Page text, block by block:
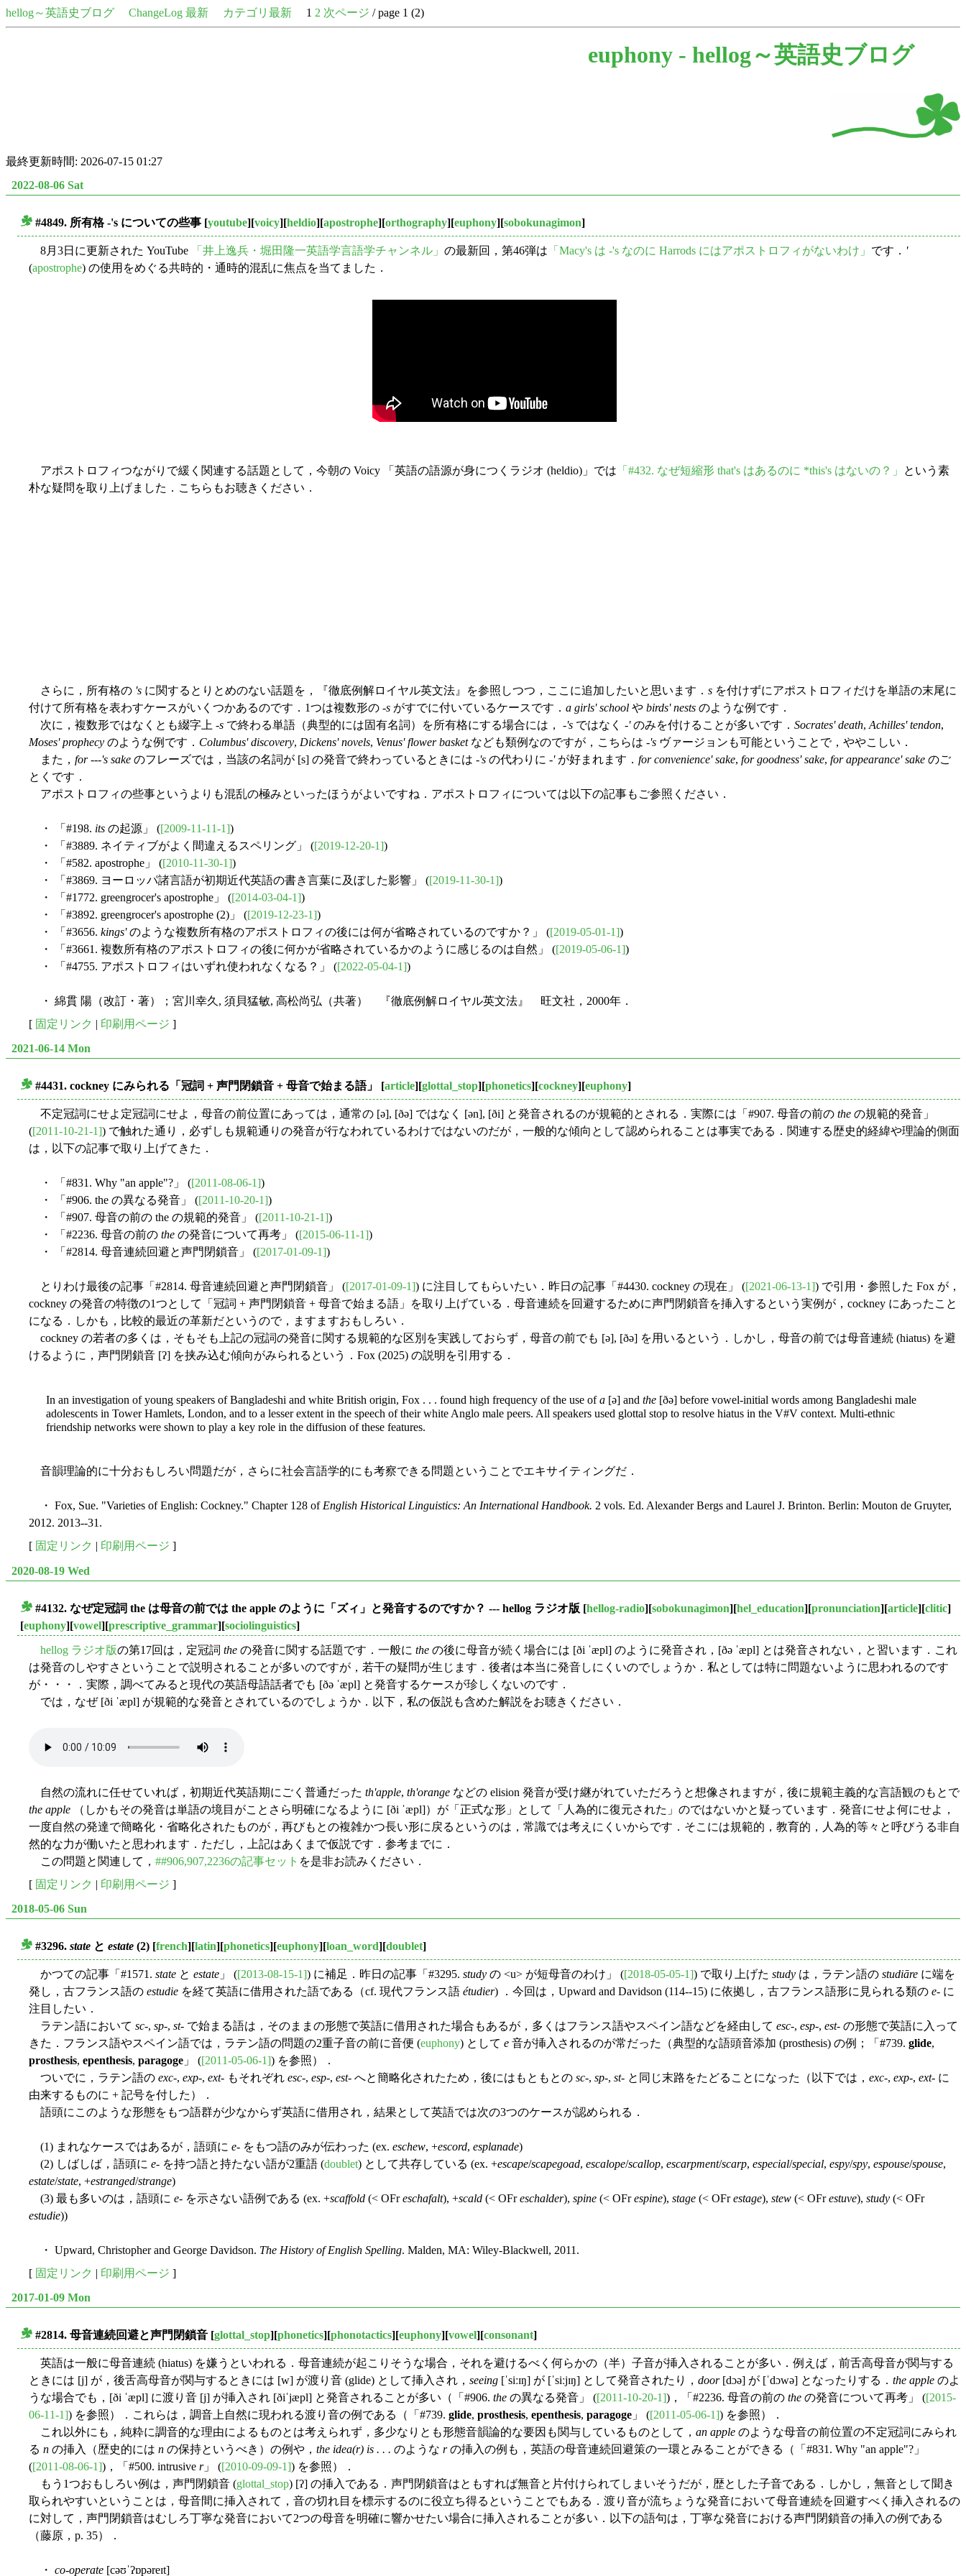
hellog～英語史ブログ ChangeLog 最新 カテゴリ最新 1 2 次ページ / page 1 (2)
euphony - hellog～英語史ブログ
最終更新時間: 2026-07-15 01:27
2022-08-06 Sat
#4849. 所有格 -'s についての些事 [youtube][voicy][heldio][apostrophe][orthography][euphony][sobokunagimon]
8月3日に更新された YouTube 「井上逸兵・堀田隆一英語学言語学チャンネル」 の最新回，第46弾は 「Macy's は -'s なのに Harrods にはアポストロフィがないわけ」 です． '
(apostrophe) の使用をめぐる共時的・通時的混乱に焦点を当てました．
アポストロフィつながりで緩く関連する話題として，今朝の Voicy 「英語の語源が身につくラジオ (heldio)」では 「#432. なぜ短縮形 that's はあるのに *this's はないの？」
という素
朴な疑問を取り上げました．こちらもお聴きください．
さらに，所有格の 's に関するとりとめのない話題を，『徹底例解ロイヤル英文法』を参照しつつ，ここに追加したいと思います． s を付けずにアポストロフィだけを単語の末尾に
付けて所有格を表わすケースがいくつかあるのです．1つは複数形の -s がすでに付いているケースです． a girls' school や birds' nests のような例です．
次に，複数形ではなくとも綴字上 -s で終わる単語（典型的には固有名詞）を所有格にする場合には， -'s ではなく -'のみを付けることが多いです． Socrates' death, Achilles' tendon,
Moses' prophecy のような例です． Columbus' discovery, Dickens' novels, Venus' flower basketなども類例なのですが，こちらは -'s ヴァージョンも可能ということで，ややこしい．
また， for ---'s sake のフレーズでは，当該の名詞が [s] の発音で終わっているときには -'s の代わりに -'が好まれます． for convenience' sake, for goodness' sake, for appearance' sake のご
とくです．
アポストロフィの些事というよりも混乱の極みといったほうがよいですね．アポストロフィについては以下の記事もご参照ください．
・ 「#198. its の起源」 ([2009-11-11-1])
・ 「#3889. ネイティブがよく間違えるスペリング」 ([2019-12-20-1])
・ 「#582. apostrophe」 ([2010-11-30-1])
・ 「#3869. ヨーロッパ諸言語が初期近代英語の書き言葉に及ぼした影響」 ([2019-11-30-1])
・ 「#1772. greengrocer's apostrophe」 ([2014-03-04-1])
・ 「#3892. greengrocer's apostrophe (2)」 ([2019-12-23-1])
・ 「#3656. kings'のような複数所有格のアポストロフィの後には何が省略されているのですか？」 ([2019-05-01-1])
・ 「#3661. 複数所有格のアポストロフィの後に何かが省略されているかのように感じるのは自然」 ([2019-05-06-1])
・ 「#4755. アポストロフィはいずれ使われなくなる？」 ([2022-05-04-1])
・ 綿貫 陽（改訂・著）；宮川幸久, 須貝猛敏, 高松尚弘（共著） 『徹底例解ロイヤル英文法』 旺文社，2000年．
[ 固定リンク | 印刷用ページ ]
2021-06-14 Mon
#4431. cockney にみられる「冠詞 + 声門閉鎖音 + 母音で始まる語」 [article][glottal_stop][phonetics][cockney][euphony]
不定冠詞にせよ定冠詞にせよ，母音の前位置にあっては，通常の [ə], [ðə] ではなく [ən], [ði] と発音されるのが規範的とされる．実際には「#907. 母音の前の the の規範的発音」
([2011-10-21-1]) で触れた通り，必ずしも規範通りの発音が行なわれているわけではないのだが，一般的な傾向として認められることは事実である．関連する歴史的経緯や理論的側面
は，以下の記事で取り上げてきた．
・ 「#831. Why "an apple"?」 ([2011-08-06-1])
・ 「#906. the の異なる発音」 ([2011-10-20-1])
・ 「#907. 母音の前の the の規範的発音」 ([2011-10-21-1])
・ 「#2236. 母音の前の the の発音について再考」 ([2015-06-11-1])
・ 「#2814. 母音連続回避と声門閉鎖音」 ([2017-01-09-1])
とりわけ最後の記事「#2814. 母音連続回避と声門閉鎖音」 ([2017-01-09-1]) に注目してもらいたい．昨日の記事「#4430. cockney の現在」 ([2021-06-13-1]) で引用・参照した Fox が，
cockney の発音の特徴の1つとして「冠詞 + 声門閉鎖音 + 母音で始まる語」を取り上げている．母音連続を回避するために声門閉鎖音を挿入するという実例が，cockney にあったこと
になる．しかも，比較的最近の革新だというので，ますますおもしろい．
cockney の若者の多くは，そもそも上記の冠詞の発音に関する規範的な区別を実践しておらず，母音の前でも [ə], [ðə] を用いるという．しかし，母音の前では母音連続 (hiatus) を避
けるように，声門閉鎖音 [ʔ] を挟み込む傾向がみられるという．Fox (2025) の説明を引用する．
In an investigation of young speakers of Bangladeshi and white British origin, Fox . . . found high frequency of the use ofa [ə] and the [ðə] before vowel-initial words among Bangladeshi male
adolescents in Tower Hamlets, London, and to a lesser extent in the speech of their white Anglo male peers. All speakers used glottal stop to resolve hiatus in the V#V context. Multi-ethnic
friendship networks were shown to play a key role in the diffusion of these features.
音韻理論的に十分おもしろい問題だが，さらに社会言語学的にも考察できる問題ということでエキサイティングだ．
・ Fox, Sue. "Varieties of English: Cockney." Chapter 128 ofEnglish Historical Linguistics: An International Handbook. 2 vols. Ed. Alexander Bergs and Laurel J. Brinton. Berlin: Mouton de Gruyter,
2012. 2013--31.
[ 固定リンク | 印刷用ページ ]
2020-08-19 Wed
#4132. なぜ定冠詞 the は母音の前では the apple のように「ズィ」と発音するのですか？ --- hellog ラジオ版 [hellog-radio][sobokunagimon][hel_education][pronunciation][article][clitic]
[euphony][vowel][prescriptive_grammar][sociolinguistics]
hellog ラジオ版の第17回は，定冠詞 the の発音に関する話題です．一般に the の後に母音が続く場合には [ði ˈæpl] のように発音され，[ðə ˈæpl] とは発音されない，と習います．これ
は発音のしやすさということで説明されることが多いのですが，若干の疑問が生じます．後者は本当に発音しにくいのでしょうか．私としては特に問題ないように思われるのです
が・・・．実際，調べてみると現代の英語母語話者でも [ðə ˈæpl] と発音するケースが珍しくないのです．
では，なぜ [ði ˈæpl] が規範的な発音とされているのでしょうか．以下，私の仮説も含めた解説をお聴きください．
自然の流れに任せていれば，初期近代英語期にごく普通だった th'apple, th'orange などの elision 発音が受け継がれていただろうと想像されますが，後に規範主義的な言語観のもとで
the apple （しかもその発音は単語の境目がことさら明確になるように [ði ˈæpl]）が「正式な形」として「人為的に復元された」のではないかと疑っています．発音にせよ何にせよ，
一度自然の発達で簡略化・省略化されたものが，再びもとの複雑かつ長い形に戻るというのは，常識では考えにくいからです．そこには規範的，教育的，人為的等々と呼びうる非自
然的な力が働いたと思われます．ただし，上記はあくまで仮説です．参考までに．
この問題と関連して， ##906,907,2236の記事セット を是非お読みください．
[ 固定リンク | 印刷用ページ ]
2018-05-06 Sun
#3296. state と estate (2) [french][latin][phonetics][euphony][loan_word][doublet]
かつての記事「#1571. state と estate 」 ([2013-08-15-1]) に補足．昨日の記事「#3295. study の <u> が短母音のわけ」 ([2018-05-05-1]) で取り上げた study は，ラテン語の studiāre に端を
発し，古フランス語の estudie を経て英語に借用された語である（cf. 現代フランス語 étudier) ．今回は，Upward and Davidson (114--15) に依拠し，古フランス語形に見られる類の e- に
注目したい．
ラテン語において sc-, sp-, st- で始まる語は，そのままの形態で英語に借用された場合もあるが，多くはフランス語やスペイン語などを経由して esc-, esp-, est- の形態で英語に入って
きた．フランス語やスペイン語では，ラテン語の問題の2重子音の前に音便 (euphony) として e 音が挿入されるのが常だった（典型的な語頭音添加 (prosthesis) の例；「#739. glide,
prosthesis, epenthesis, paragoge 」 ([2011-05-06-1]) を参照）．
ついでに，ラテン語の exc-, exp-, ext- もそれぞれ esc-, esp-, est- へと簡略化されたため，後にはもともとの sc-, sp-, st- と同じ末路をたどることになった（以下では， exc-, exp-, ext- に
由来するものに + 記号を付した）．
語頭にこのような形態をもつ語群が少なからず英語に借用され，結果として英語では次の3つのケースが認められる．
(1) まれなケースではあるが，語頭に e- をもつ語のみが伝わった (ex. eschew, +escord, esplanade)
(2) しばしば，語頭に e- を持つ語と持たない語が2重語 (doublet) として共存している (ex. +escape/scapegoad, escalope/scallop, escarpment/scarp, especial/special, espy/spy, espouse/spouse,
estate/state, +estranged/strange)
(3) 最も多いのは，語頭に e- を示さない語例である (ex. +scaffold (< OFreschafalt), +scald (< OFreschalder), spine (< OFrespine), stage (< OFrestage), stew (< OFrestuve), study (< OFr
estudie))
・ Upward, Christopher and George Davidson. The History of English Spelling. Malden, MA: Wiley-Blackwell, 2011.
[ 固定リンク | 印刷用ページ ]
2017-01-09 Mon
#2814. 母音連続回避と声門閉鎖音 [glottal_stop][phonetics][phonotactics][euphony][vowel][consonant]
英語は一般に母音連続 (hiatus) を嫌うといわれる．母音連続が起こりそうな場合，それを避けるべく何らかの（半）子音が挿入されることが多い．例えば，前舌高母音が関与する
ときには [j] が，後舌高母音が関与するときには [w] が渡り音 (glide) として挿入され， seeing [ˈsiːɪŋ] が [ˈsiːjɪŋ] として発音されたり， door[dɔə] が [ˈdɔwə] となったりする． the apple のよ
うな場合でも，[ði ˈæpl] に渡り音 [j] が挿入され [ðiˈjæpl] と発音されることが多い（「#906. the の異なる発音」 ([2011-10-20-1])，「#2236. 母音の前の the の発音について再考」 ([2015-
06-11-1]) を参照）．これらは，調音上自然に現われる渡り音の例である（「#739. glide, prosthesis, epenthesis, paragoge 」 ([2011-05-06-1]) を参照）．
これ以外にも，純粋に調音的な理由によるものとは考えられず，多少なりとも形態音韻論的な要因も関与しているものとして， an apple のような母音の前位置の不定冠詞にみられ
る n の挿入（歴史的には n の保持というべき）の例や， the idea(r) is . . . のような rの挿入の例も，英語の母音連続回避策の一環とみることができる（「#831. Why "an apple"?」
([2011-08-06-1])，「#500. intrusive r」 ([2010-09-09-1]) を参照）．
もう1つおもしろい例は，声門閉鎖音 (glottal_stop) [ʔ] の挿入である．声門閉鎖音はともすれば無音と片付けられてしまいそうだが，歴とした子音である．しかし，無音として聞き
取られやすいということは，母音間に挿入されて，音の切れ目を標示するのに役立ち得るということでもある．渡り音が流ちょうな発音において母音連続を回避すべく挿入されるの
に対して，声門閉鎖音はむしろ丁寧な発音において2つの母音を明確に響かせたい場合に挿入されることが多い．以下の語句は，丁寧な発音における声門閉鎖音の挿入の例である
（藤原，p. 35）．
・ co-operate [cəʊˈʔɒpəreɪt]